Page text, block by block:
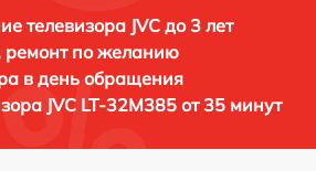
телевизора JVC до 3 лет
ремонт по желанию
в день обращения
JVC LT-32M385 от 35 минут